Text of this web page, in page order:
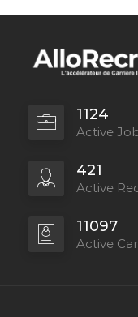
1124
Active
421
Active
11097
Active